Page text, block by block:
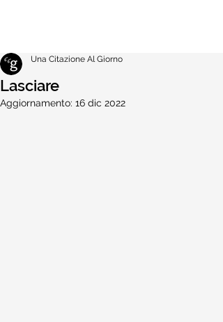
Lasciare
Una Citazione Al Giorno
Aggiornamento: 16 dic 2022